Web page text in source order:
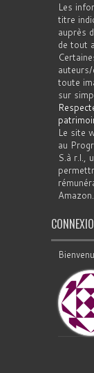
Les
titre
auprès
de tout
toute
sur
Le site
au
S.à r.l.,